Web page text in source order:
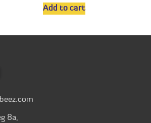
Add to cart
8a,